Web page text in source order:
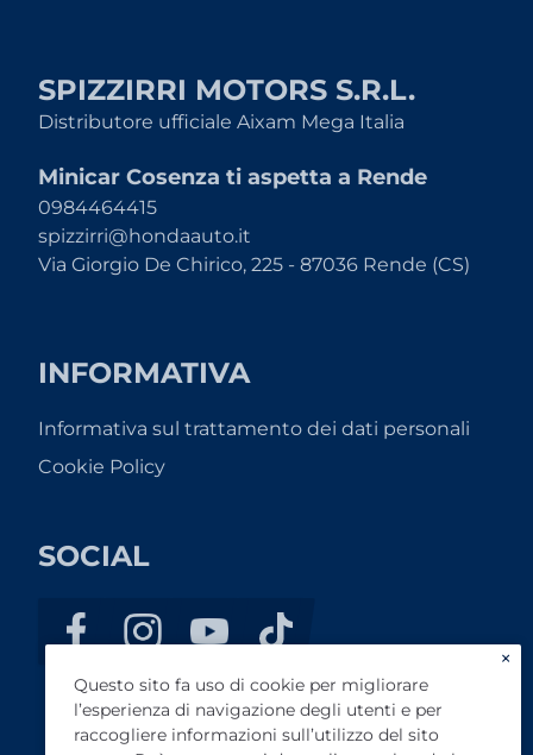
SPIZZIRRI MOTORS S.R.L.
Distributore ufficiale Aixam Mega Italia
Minicar Cosenza ti aspetta a Rende
0984464415
spizzirri@hondaauto.it
Via Giorgio De Chirico, 225 - 87036 Rende (CS)
INFORMATIVA
Informativa sul trattamento dei dati personali
Cookie Policy
SOCIAL
×
Questo sito fa uso di cookie per migliorare
l’esperienza di navigazione degli utenti e per
raccogliere informazioni sull’utilizzo del sito